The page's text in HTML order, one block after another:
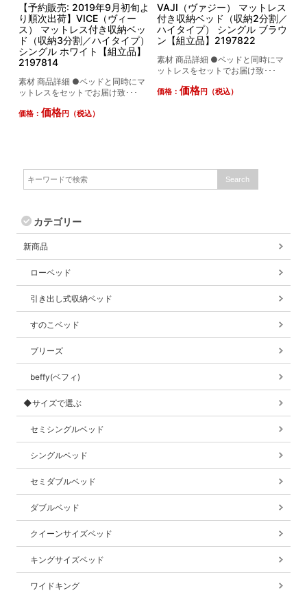
【予約販売: 2019年9月初旬よ
り順次出荷】VICE（ヴィー
ス） マットレス付き収納ベッ
ド（収納3分割／ハイタイプ）
シングル ホワイト【組立品】
2197814
素材 商品詳細 ●ベッドと同時にマ
ットレスをセットでお届け致･･･
価格：価格円（税込）
VAJI（ヴァジー） マットレス
付き収納ベッド（収納2分割／
ハイタイプ） シングル ブラウ
ン【組立品】2197822
素材 商品詳細 ●ベッドと同時にマ
ットレスをセットでお届け致･･･
価格： 価格円（税込）
カテゴリー
新商品
ローベッド
引き出し式収納ベッド
すのこベッド
ブリーズ
beffy(ベフィ)
◆サイズで選ぶ
セミシングルベッド
シングルベッド
セミダブルベッド
ダブルベッド
クイーンサイズベッド
キングサイズベッド
ワイドキング